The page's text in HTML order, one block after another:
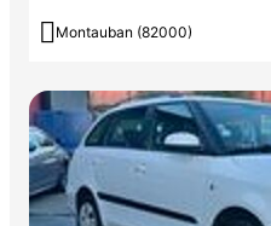
 Montauban (82000)